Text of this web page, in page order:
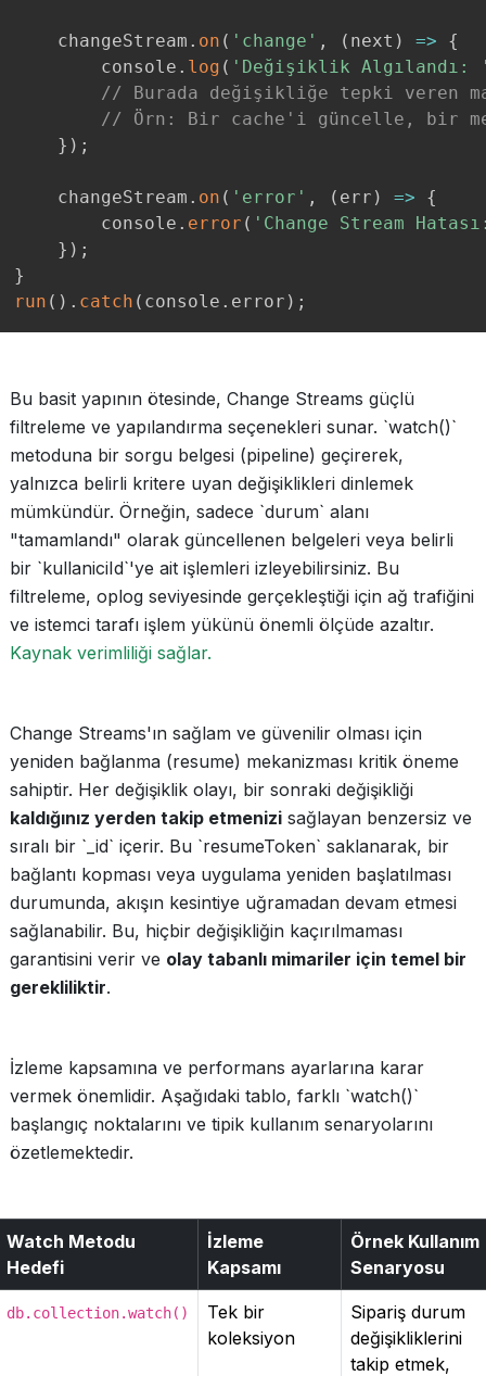
    changeStream
. on ( 'change' , ( next ) =>
{
        console
. log ( 'Değişiklik Algılandı:
// Burada değişikliğe tepki veren
// Örn: Bir cache'i güncelle, bir
} ) ;
    changeStream
. on ( 'error' , ( err ) =>
{
        console
. error ( 'Change Stream
} ) ;
}
run ( ) . catch ( console . error ) ;
Bu basit yapının ötesinde, Change Streams güçlü
filtreleme ve yapılandırma seçenekleri sunar. `watch()`
metoduna bir sorgu belgesi (pipeline) geçirerek,
yalnızca belirli kritere uyan değişiklikleri dinlemek
mümkündür. Örneğin, sadece `durum` alanı
"tamamlandı" olarak güncellenen belgeleri veya belirli
bir `kullaniciId`'ye ait işlemleri izleyebilirsiniz. Bu
filtreleme, oplog seviyesinde gerçekleştiği için ağ trafiğini
ve istemci tarafı işlem yükünü önemli ölçüde azaltır.
Kaynak verimliliği sağlar.
Change Streams'ın sağlam ve güvenilir olması için
yeniden bağlanma (resume) mekanizması kritik öneme
sahiptir. Her değişiklik olayı, bir sonraki değişikliği
kaldığınız yerden takip etmenizi sağlayan benzersiz ve
sıralı bir `_id` içerir. Bu `resumeToken` saklanarak, bir
bağlantı kopması veya uygulama yeniden başlatılması
durumunda, akışın kesintiye uğramadan devam etmesi
sağlanabilir. Bu, hiçbir değişikliğin kaçırılmaması
garantisini verir ve olay tabanlı mimariler için temel bir
gerekliliktir.
İzleme kapsamına ve performans ayarlarına karar
vermek önemlidir. Aşağıdaki tablo, farklı `watch()`
başlangıç noktalarını ve tipik kullanım senaryolarını
özetlemektedir.
Watch Metodu
Hedefi
İzleme
Kapsamı
Örnek Kullanım
Senaryosu
db.collection.watch()
Tek bir
koleksiyon
Sipariş durum
değişikliklerini
takip etmek,